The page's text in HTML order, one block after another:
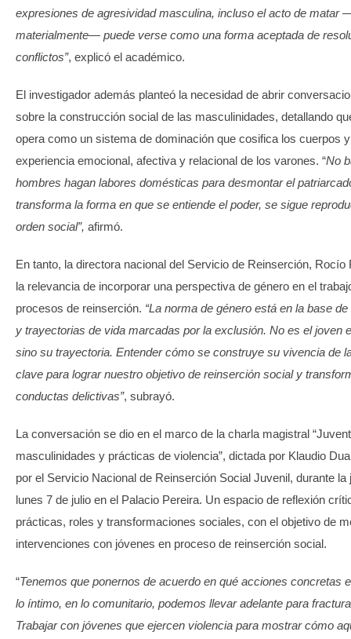
expresiones de agresividad masculina, incluso el acto de matar
materialmente— puede verse como una forma aceptada de
conflictos”, explicó el académico.
El investigador además planteó la necesidad de abrir
sobre la construcción social de las masculinidades, detallando
opera como un sistema de dominación que cosifica los cuerpos
experiencia emocional, afectiva y relacional de los varones. “No
hombres hagan labores domésticas para desmontar el
transforma la forma en que se entiende el poder, se sigue
orden social”, afirmó.
En tanto, la directora nacional del Servicio de Reinserción, Rocío
la relevancia de incorporar una perspectiva de género en el
procesos de reinserción. “La norma de género está en la base
y trayectorias de vida marcadas por la exclusión. No es el joven
sino su trayectoria. Entender cómo se construye su vivencia de
clave para lograr nuestro objetivo de reinserción social y
conductas delictivas”, subrayó.
La conversación se dio en el marco de la charla magistral
masculinidades y prácticas de violencia”, dictada por Klaudio
por el Servicio Nacional de Reinserción Social Juvenil, durante la
lunes 7 de julio en el Palacio Pereira. Un espacio de reflexión
prácticas, roles y transformaciones sociales, con el objetivo de
intervenciones con jóvenes en proceso de reinserción social.
“Tenemos que ponernos de acuerdo en qué acciones concretas
lo íntimo, en lo comunitario, podemos llevar adelante para
Trabajar con jóvenes que ejercen violencia para mostrar cómo